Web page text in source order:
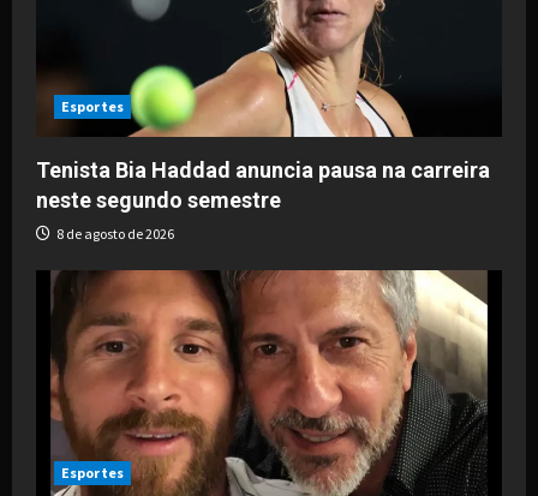
t
o
n
Esportes
Tenista Bia Haddad anuncia pausa na carreira
neste segundo semestre
8 de agosto de 2026
Esportes